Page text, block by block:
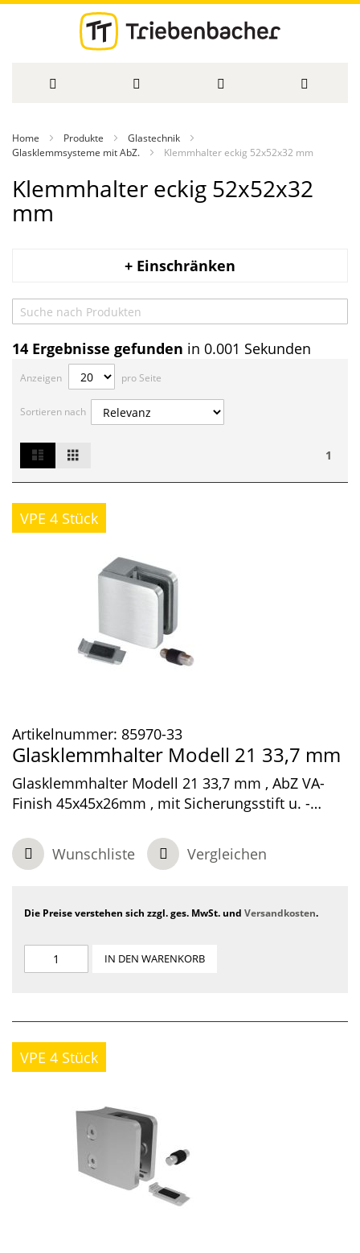
zum
Inhalt
Home Produkte
Glastechnik
Glasklemmsysteme mit AbZ.
Klemmhalter eckig 52x52x32 mm
Klemmhalter eckig 52x52x32
mm
+ Einschränken
14 Ergebnisse gefunden in 0.001 Sekunden
Anzeigen pro Seite
Sortieren nach
1
Ansicht
als
VPE 4 Stück
Artikelnummer: 85970-33
Glasklemmhalter Modell 21 33,7 mm
Glasklemmhalter Modell 21 33,7 mm , AbZ VA-
Finish 45x45x26mm , mit Sicherungsstift u. -
Wunschliste
Vergleichen
Die Preise verstehen sich zzgl. ges. MwSt. und Versandkosten.
IN DEN WARENKORB
VPE 4 Stück